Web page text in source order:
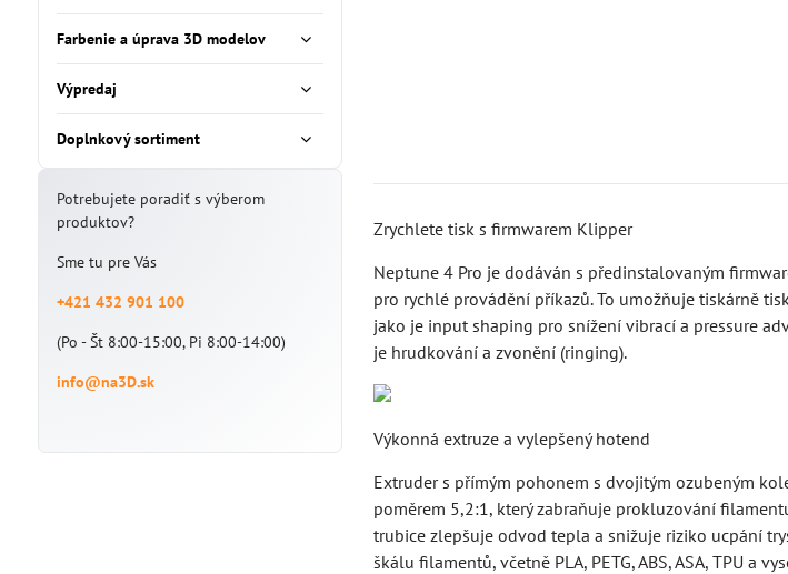
Zrychlete tisk s firmwarem Klipper
Neptune 4 Pro je dodáván s předinstalovaným
pro rychlé provádění příkazů. To umožňuje tiskárně
jako je input shaping pro snížení vibrací a pressure
je hrudkování a zvonění (ringing).
Výkonná extruze a vylepšený hotend
Extruder s přímým pohonem s dvojitým ozubeným
poměrem 5,2:1, který zabraňuje prokluzování
trubice zlepšuje odvod tepla a snižuje riziko ucpání
škálu filamentů, včetně PLA, PETG, ABS, ASA, TPU a
Farbenie a úprava 3D modelov
Výpredaj
Doplnkový sortiment
Potrebujete poradiť s výberom
produktov?
Sme tu pre Vás
+421 432 901 100
(Po - Št 8:00-15:00, Pi 8:00-14:00)
info@na3D.sk